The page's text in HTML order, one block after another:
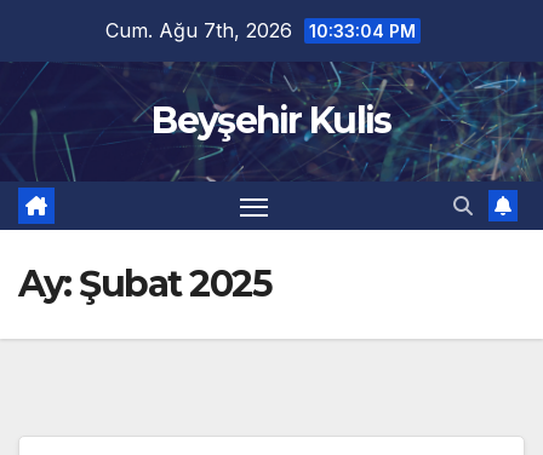
content
Cum. Ağu 7th, 2026 10:33:05 PM
Beyşehir Kulis
Ay:Şubat 2025